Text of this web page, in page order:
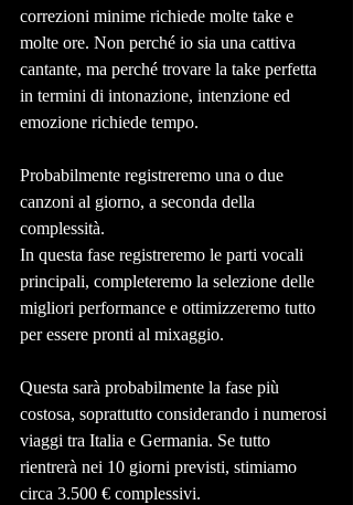
correzioni minime richiede molte take e
molte ore. Non perché io sia una cattiva
cantante, ma perché trovare la take perfetta
in termini di intonazione, intenzione ed
emozione richiede tempo.
Probabilmente registreremo una o due
canzoni al giorno, a seconda della
complessità.
In questa fase registreremo le parti vocali
principali, completeremo la selezione delle
migliori performance e ottimizzeremo tutto
per essere pronti al mixaggio.
Questa sarà probabilmente la fase più
costosa, soprattutto considerando i numerosi
viaggi tra Italia e Germania. Se tutto
rientrerà nei 10 giorni previsti, stimiamo
circa 3.500 € complessivi.